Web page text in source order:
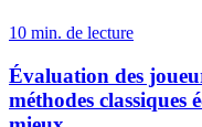
10 min. de lecture
Évaluation des
méthodes classiques